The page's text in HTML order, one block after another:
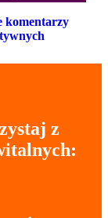
komentarzy
z